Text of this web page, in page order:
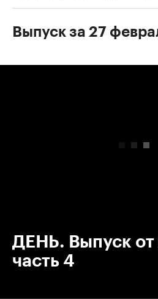
Выпуск за 27
ДЕНЬ. Выпуск
часть 4